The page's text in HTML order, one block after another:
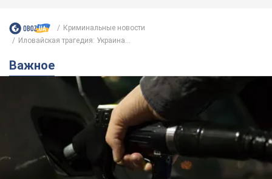
Криминальные новости
Иловайская трагедия: Украина...
Важное